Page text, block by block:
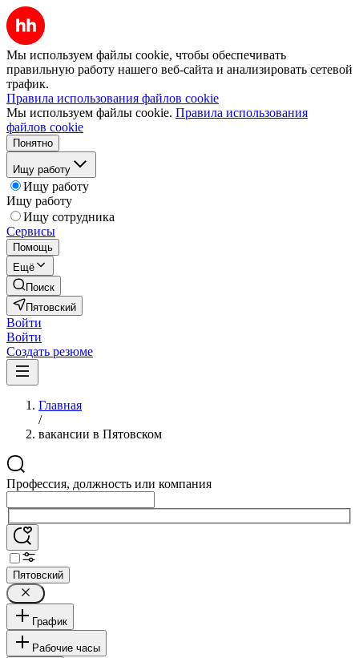
Мы используем файлы cookie, чтобы обеспечивать
правильную работу нашего веб-сайта и анализировать сетевой
трафик.
Правила использования файлов cookie
Мы используем файлы cookie. Правила использования
файлов cookie
Понятно
Ищу работу
Ищу работу
Ищу работу
Ищу сотрудника
Сервисы
Помощь
Ещё
Поиск
Пятовский
Войти
Войти
Создать резюме
Главная
/
вакансии в Пятовском
Профессия, должность или компания
Пятовский
График
Рабочие часы